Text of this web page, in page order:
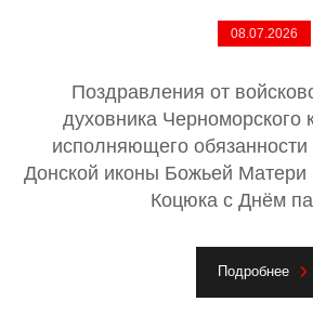
08.07.2026
Поздравления от
духовника Черноморского
исполняющего обязанности
Донской иконы Божьей Матери
Коцюка с Днём
Подробнее